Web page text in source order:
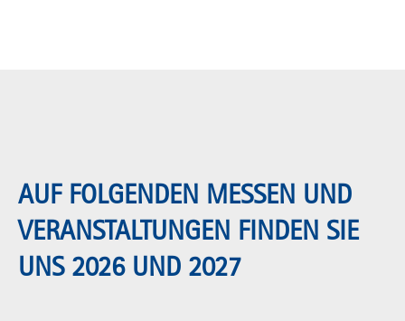
AUF FOLGENDEN MESSEN UND
VERANSTALTUNGEN FINDEN SIE
UNS 2026 UND 2027